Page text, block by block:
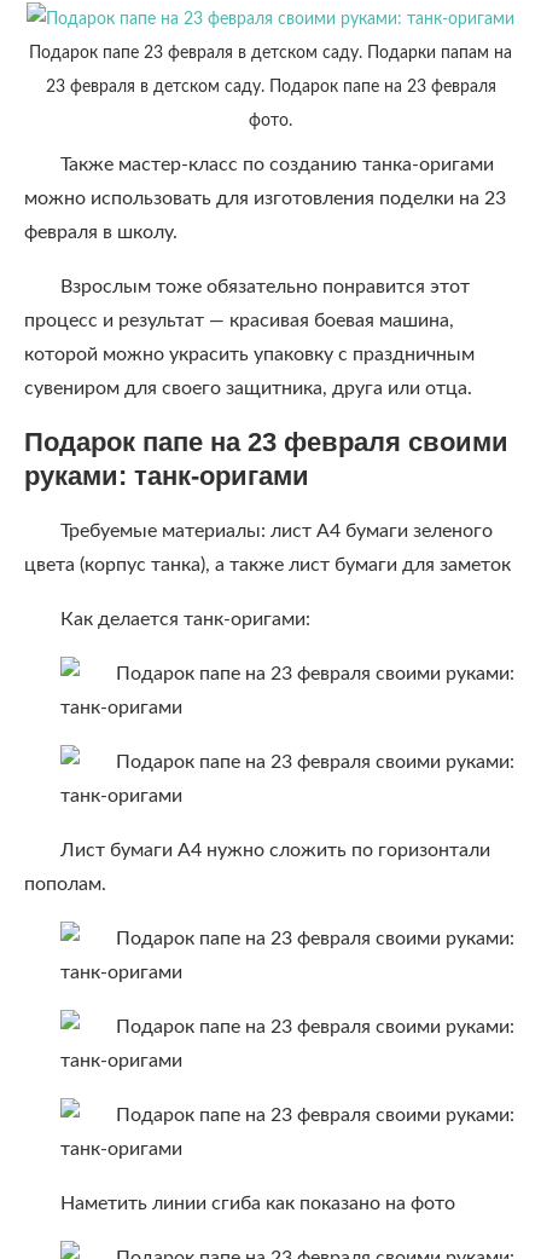
Подарок папе 23 февраля в детском саду. Подарки папам на
23 февраля в детском саду. Подарок папе на 23 февраля
фото.
Также мастер-класс по созданию танка-оригами
можно использовать для изготовления поделки на 23
февраля в школу.
Взрослым тоже обязательно понравится этот
процесс и результат — красивая боевая машина,
которой можно украсить упаковку с праздничным
сувениром для своего защитника, друга или отца.
Подарок папе на 23 февраля своими
руками: танк-оригами
Требуемые материалы: лист А4 бумаги зеленого
цвета (корпус танка), а также лист бумаги для заметок
Как делается танк-оригами:
Лист бумаги А4 нужно сложить по горизонтали
пополам.
Наметить линии сгиба как показано на фото